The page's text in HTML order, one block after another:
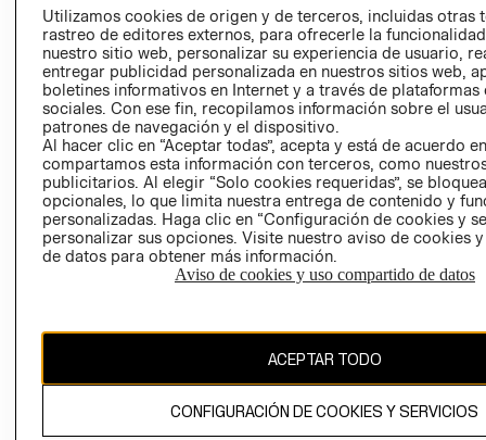
PRIVACIDAD
GIFT CARD
AVISO DE
COOKIES
Chile ($)
El contenido de esta página web está protegido por copyright y es
Utilizamos cookies de origen y de terceros, incluidas otras
rastreo de editores externos, para ofrecerle la
nuestro sitio web, personalizar su experiencia de usuario,
entregar publicidad personalizada en nuestros sitios web,
boletines informativos en Internet y a través de plataformas
sociales. Con ese fin, recopilamos información sobre el
patrones de navegación y el dispositivo.
Al hacer clic en “Aceptar todas”, acepta y está de acuerdo
compartamos esta información con terceros, como
publicitarios. Al elegir “Solo cookies requeridas”, se
opcionales, lo que limita nuestra entrega de contenido y
personalizadas. Haga clic en “Configuración de cookies y
personalizar sus opciones. Visite nuestro aviso de cookies
de datos para obtener más información.
Aviso de cookies y uso compartido de datos
ACEPTAR TODO
CONFIGURACIÓN DE COOKIES Y SERVICIOS